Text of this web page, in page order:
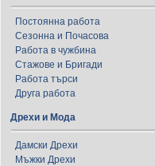
Постоянна работа
Сезонна и Почасова
Работа в чужбина
Стажове и Бригади
Работа търси
Друга работа
Дрехи и Мода
Дамски Дрехи
Мъжки Дрехи